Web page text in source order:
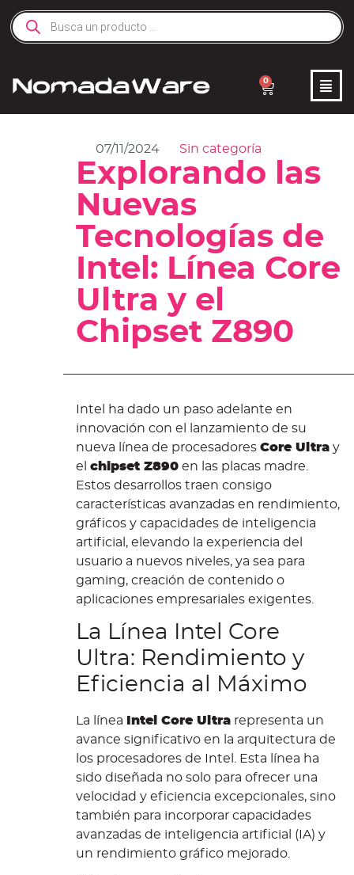
0
07/11/2024 Sin categoría
Explorando las
Nuevas
Tecnologías de
Intel: Línea Core
Ultra y el
Chipset Z890
Intel ha dado un paso adelante en
innovación con el lanzamiento de su
nueva línea de procesadores Core Ultra y
el chipset Z890 en las placas madre.
Estos desarrollos traen consigo
características avanzadas en rendimiento,
gráficos y capacidades de inteligencia
artificial, elevando la experiencia del
usuario a nuevos niveles, ya sea para
gaming, creación de contenido o
aplicaciones empresariales exigentes.
La Línea Intel Core
Ultra: Rendimiento y
Eficiencia al Máximo
La línea Intel Core Ultra representa un
avance significativo en la arquitectura de
los procesadores de Intel. Esta línea ha
sido diseñada no solo para ofrecer una
velocidad y eficiencia excepcionales, sino
también para incorporar capacidades
avanzadas de inteligencia artificial (IA) y
un rendimiento gráfico mejorado.